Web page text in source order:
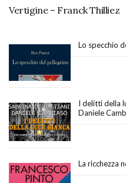
Vertigine – Franck Thilliez
Lo specchio
I delitti della
Daniele
La ricchezza